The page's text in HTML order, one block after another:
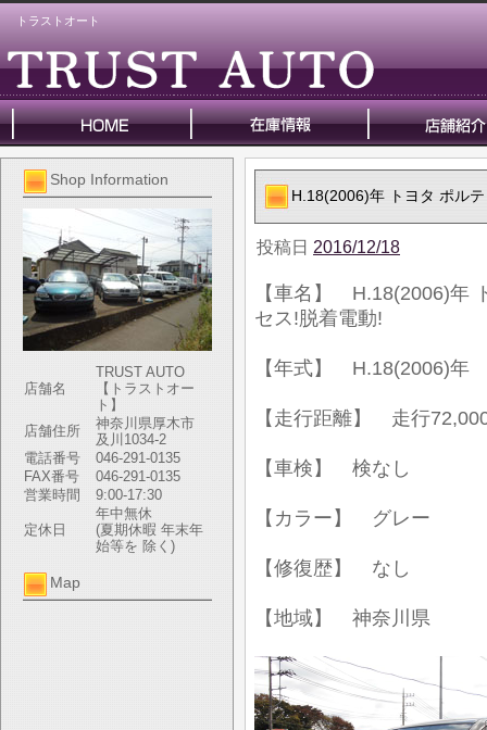
トラストオート
Shop Information
店舗名
TRUST AUTO
【トラストオー
ト】
店舗住所
神奈川県厚木市
及川1034-2
電話番号
046-291-0135
FAX番号
046-291-0135
営業時間
9:00-17:30
定休日
年中無休
(夏期休暇 年末年
始等を 除く)
Map
H.18(2006)年 トヨタ ポル
投稿日 2016/12/18
【車名】 H.18(2006)年
セス!脱着電動!
【年式】 H.18(2006)年
【走行距離】 走行
【車検】 検なし
【カラー】 グレー
【修復歴】 なし
【地域】 神奈川県